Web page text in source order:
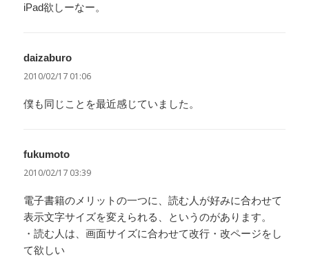
iPad欲しーなー。
daizaburo
り:
2010/02/17 01:06
僕も同じことを最近感じていました。
fukumoto
り:
2010/02/17 03:39
電子書籍のメリットの一つに、読む人が好みに合わせて
表示文字サイズを変えられる、というのがあります。
・読む人は、画面サイズに合わせて改行・改ページをし
て欲しい